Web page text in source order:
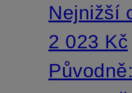
Nejnižší
2 023 Kč
Původně: